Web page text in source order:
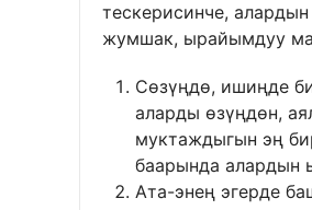
тескерисинче,
жумшак, ырайымдуу
Сөзүңдө, ишиңде
аларды өзүңдөн,
муктаждыгын эң
баарында алардын
Ата-энең эгерде